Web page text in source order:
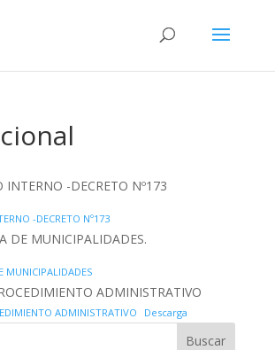
INTERNO -DECRETO Nº173
-DECRETO Nº173
DE MUNICIPALIDADES.
MUNICIPALIDADES
ADMINISTRATIVO
ADMINISTRATIVO Descarga